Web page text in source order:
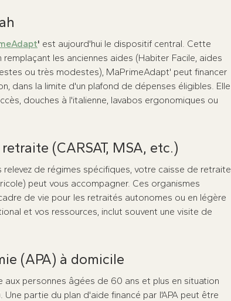
' est aujourd'hui le dispositif central. Cette
les anciennes aides (Habiter Facile, aides
ou très modestes), MaPrimeAdapt' peut financer
dans la limite d'un plafond de dépenses éligibles. Elle
douches à l'italienne, lavabos ergonomiques ou
(CARSAT, MSA, etc.)
de régimes spécifiques, votre caisse de retraite
peut vous accompagner. Ces organismes
de vie pour les retraités autonomes ou en légère
et vos ressources, inclut souvent une visite de
(APA) à domicile
aux personnes âgées de 60 ans et plus en situation
partie du plan d'aide financé par l'APA peut être